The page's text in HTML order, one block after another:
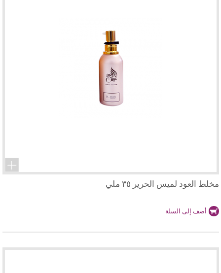
مخلط العود لميس الحرير ٣٥ ملي